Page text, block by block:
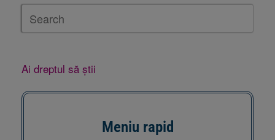
Ai dreptul să știi
Meniu rapid